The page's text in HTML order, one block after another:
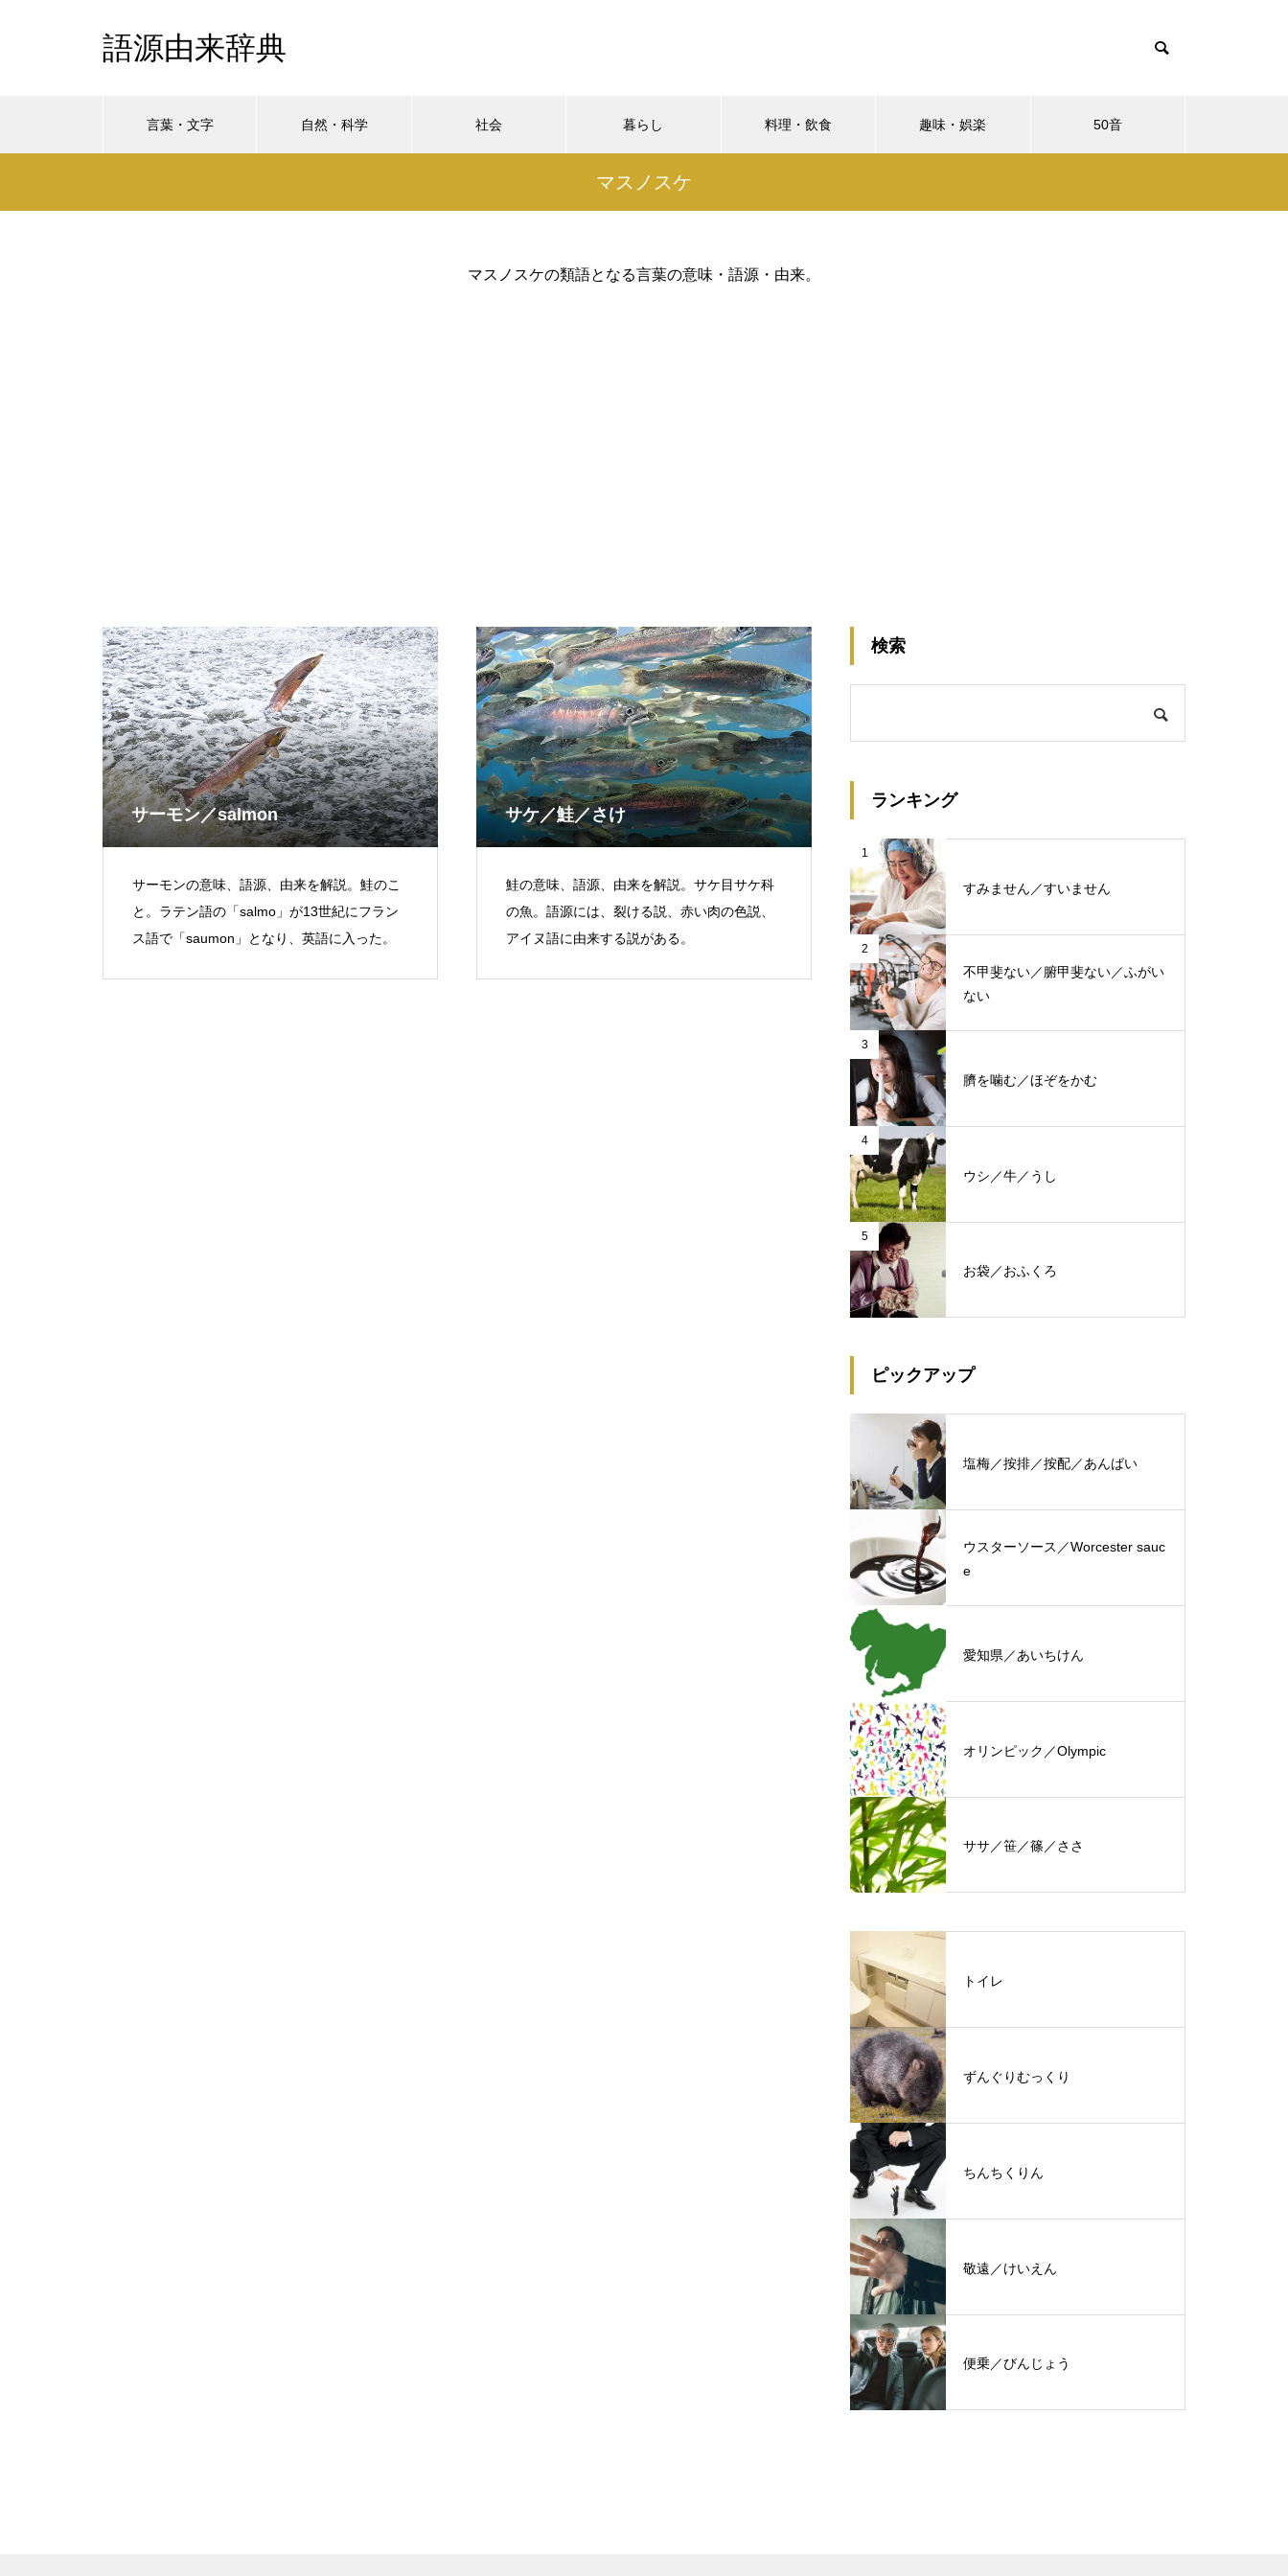
語源由来辞典
言葉・文字 自然・科学 社会 暮らし 料理・飲食 趣味・娯楽 50音
マスノスケ
マスノスケの類語となる言葉の意味・語源・由来。
サーモン／salmon
サーモンの意味、語源、由来を解説。鮭のこ
と。ラテン語の「salmo」が13世紀にフラン
ス語で「saumon」となり、英語に入った。
サケ／鮭／さけ
鮭の意味、語源、由来を解説。サケ目サケ科
の魚。語源には、裂ける説、赤い肉の色説、
アイヌ語に由来する説がある。
検索
ランキング
1
すみません／すいません
2
不甲斐ない／腑甲斐ない／ふがい
ない
3
臍を噛む／ほぞをかむ
4
ウシ／牛／うし
5
お袋／おふくろ
ピックアップ
塩梅／按排／按配／あんばい
ウスターソース／Worcester sauc
e
愛知県／あいちけん
オリンピック／Olympic
ササ／笹／篠／ささ
トイレ
ずんぐりむっくり
ちんちくりん
敬遠／けいえん
便乗／びんじょう